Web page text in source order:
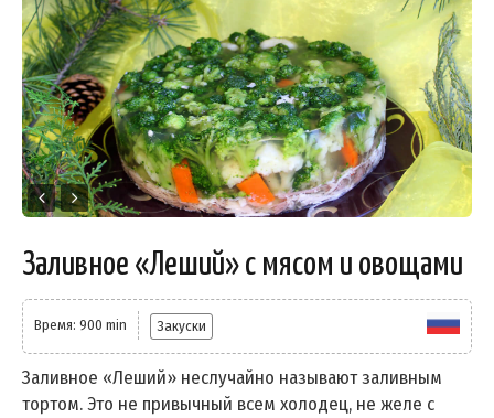
Заливное «Леший» с мясом и овощами
Время: 900 min Закуски
Заливное «Леший» неслучайно называют заливным
тортом. Это не привычный всем холодец, не желе с